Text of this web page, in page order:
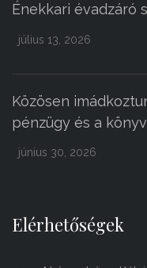
Énekkari évadzáró
július 13, 2026
Közösen
pénzügy és a
június 30, 2026
Elérhetőségek